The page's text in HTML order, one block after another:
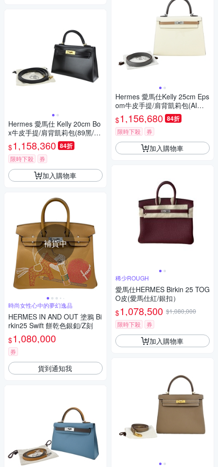
Hermes 愛馬仕 Kelly 20cm Bo
x牛皮手提/肩背凱莉包(89黑/U
刻/金釦)
$1,158,360 84折
限時下殺 券
加入購物車
補貨中
時尚女性心中的夢幻逸品
HERMES IN AND OUT 塗鴉 Bi
rkin25 Swift 餅乾色銀釦/Z刻
$1,080,000
券
貨到通知我
Hermes 愛馬仕Kelly 25cm Eps
om牛皮手提/肩背凱莉包(AI米
白/U刻/銀釦)
$1,156,680 84折
限時下殺 券
加入購物車
稀少ROUGH
愛馬仕HERMES Birkin 25 TOG
O皮(愛馬仕紅/銀扣）
$1,078,500 $1,080,000
限時下殺
券
加入購物車